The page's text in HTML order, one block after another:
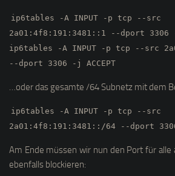
ip6tables -A INPUT -p tcp --src
2a01:4f8:191:3481::1 --dport 3306 -
ip6tables -A INPUT -p tcp --src
--dport 3306 -j ACCEPT
…oder das gesamte /64 Subnetz mit dem
ip6tables -A INPUT -p tcp --src
2a01:4f8:191:3481::/64 --dport
Am Ende müssen wir nun den Port für alle
ebenfalls blockieren: